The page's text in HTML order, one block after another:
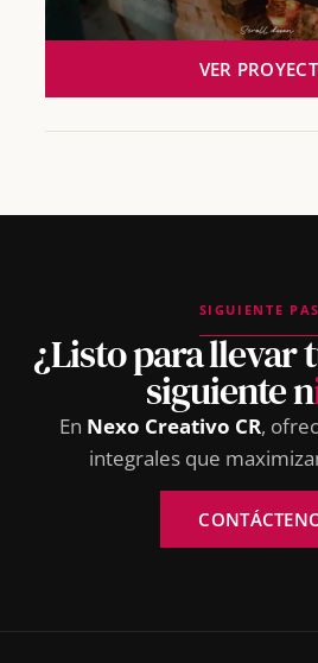
VER
SIGUIENTE
¿Listo para llevar
siguiente n
En Nexo Creativo CR,
integrales que